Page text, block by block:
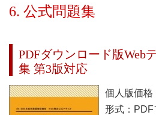
6. 公式問題集
PDFダウンロード版Web
集 第3版対応
個人版価格
形式：PDF